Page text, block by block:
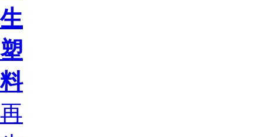
生
塑
料
再